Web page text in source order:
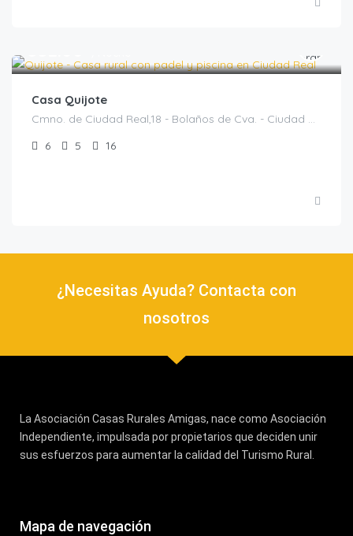
Casa Quijote
Cmno. de Ciudad Real,18 - Bolaños de Cva. - Ciudad Real, Bolaños de Calatrava, Casas rurales en Ciudad Real, España
6
5 16
¿Necesitas Ayuda? Contacta con
nosotros
La Asociación Casas Rurales Amigas, nace como Asociación
Independiente, impulsada por propietarios que deciden unir
sus esfuerzos para aumentar la calidad del Turismo Rural.
Mapa de navegación